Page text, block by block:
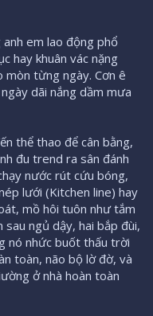
em lao động phổ
hay khuân vác nặng
mòn từng ngày. Cơn ê
dãi nắng dầm mưa
thể thao để cân bằng,
đu trend ra sân đánh
nước rút cứu bóng,
lưới (Kitchen line) hay
mồ hôi tuôn như tắm
ngủ dậy, hai bắp đùi,
nó nhức buốt thấu trời
toàn, não bộ lờ đờ, và
ở nhà hoàn toàn